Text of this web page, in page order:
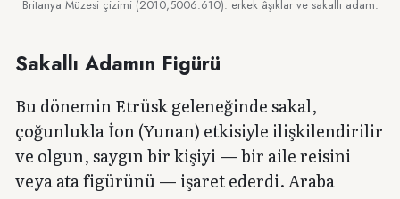
Britanya Müzesi çizimi (2010,5006.610): erkek âşıklar ve sakallı adam.
Sakallı Adamın Figürü
Bu dönemin Etrüsk geleneğinde sakal,
çoğunlukla İon (Yunan) etkisiyle ilişkilendirilir
ve olgun, saygın bir kişiyi — bir aile reisini
veya ata figürünü — işaret ederdi. Araba